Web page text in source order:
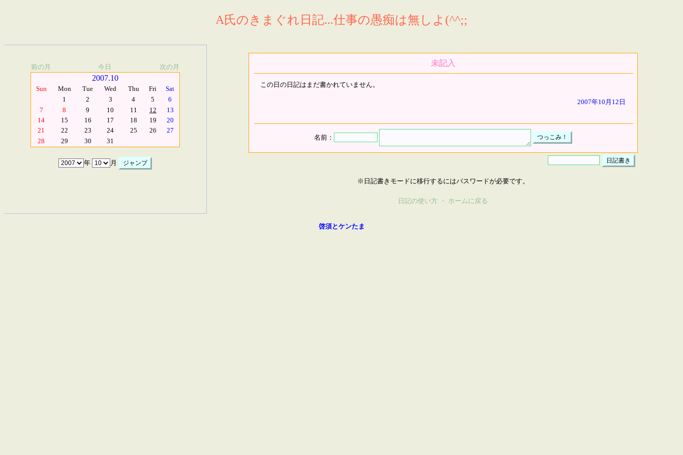
A氏のきまぐれ日記...仕事の愚痴は無しよ(^^;;
前の月 今日 次の月
2007.10
Sun Mon Tue Wed Thu Fri
Sat
1
2 3 4 5
6
7
8 9 10 11 12
13
14
15 16 17 18 19
20
21
22 23 24 25 26
27
28
29 30 31
年 月
未記入
この日の日記はまだ書かれていません。
2007年10月12日
名前：
※日記書きモードに移行するにはパスワードが必要です。
日記の使い方 ・ ホームに戻る
啓須とケンたま